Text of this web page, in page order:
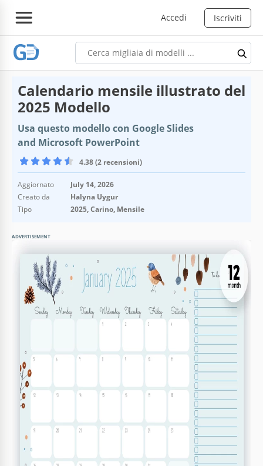
Accedi Iscriviti
Calendario mensile illustrato del
2025 Modello
Usa questo modello con Google Slides
and Microsoft PowerPoint
4.38 (2 recensioni)
Aggiornato
July 14, 2026
Creato da
Halyna Uygur
Tipo
2025, Carino, Mensile
ADVERTISEMENT